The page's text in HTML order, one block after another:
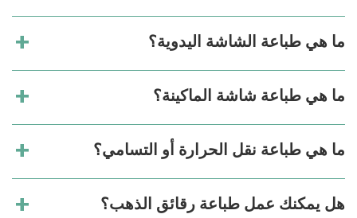
ما هي طباعة الشاشة اليدوية؟
ما هي طباعة شاشة الماكينة؟
ما هي طباعة نقل الحرارة أو التسامي؟
هل يمكنك عمل طباعة رقائق الذهب؟